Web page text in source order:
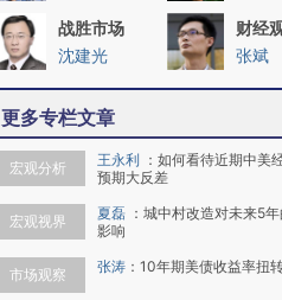
战胜市场
沈建光
财经
张斌
更多专栏文章
宏观分析 王永利 ： 如何看待近期中美
预期大反差
宏观视界 夏磊 ： 城中村改造对未来5
影响
市场观察 张涛 ： 10年期美债收益率扭